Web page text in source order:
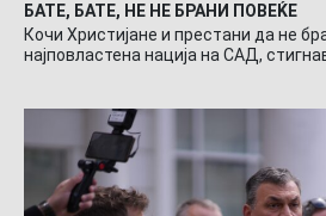
БАТЕ, БАТЕ, НЕ НЕ БРАНИ ПОВЕЌЕ
Кочи Христијане и престани да не
најповластена нација на САД,